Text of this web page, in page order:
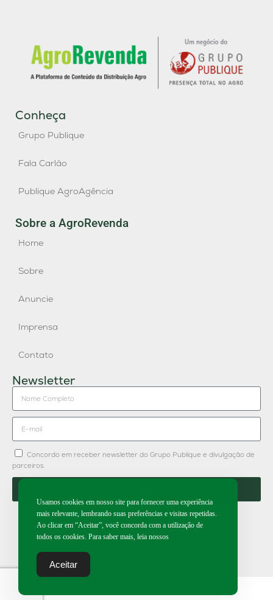
Conheça
Grupo Publique
Fala Carlão
Publique AgroAgência
Sobre a AgroRevenda
Home
Sobre
Anuncie
Imprensa
Contato
Newsletter
Concordo em receber newsletter do Grupo Publique e divulgação de
parceiros.
2026 | Todos os direitos reservados.
Usamos cookies em nosso site para fornecer uma experiência
mais relevante, lembrando suas preferências e visitas repetidas.
Ao clicar em “Aceitar”, você concorda com a utilização de
todos os cookies. Para saber mais, leia nossos
Aceitar